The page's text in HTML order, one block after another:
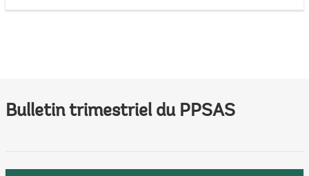
Bulletin trimestriel du PPSAS